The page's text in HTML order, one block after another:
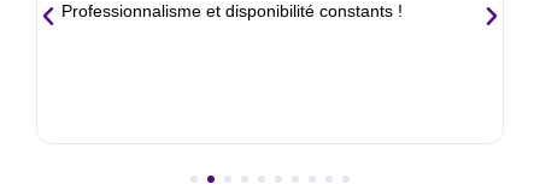
Professionnalisme et disponibilité constants !